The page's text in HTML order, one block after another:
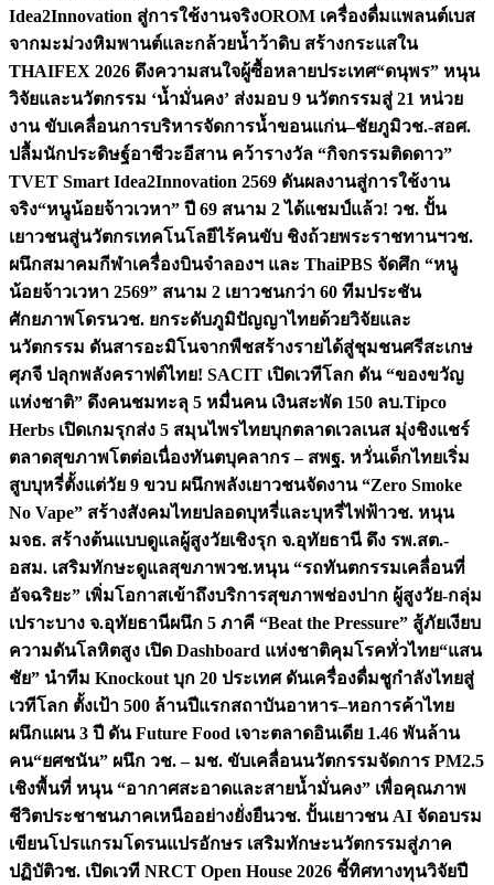
Idea2Innovation สู่การใช้งานจริงOROM เครื่องดื่มแพลนต์เบส
จากมะม่วงหิมพานต์และกล้วยน้ำว้าดิบ สร้างกระแสใน
THAIFEX 2026 ดึงความสนใจผู้ซื้อหลายประเทศ“ดนุพร” หนุน
วิจัยและนวัตกรรม ‘น้ำมั่นคง’ ส่งมอบ 9 นวัตกรรมสู่ 21 หน่วย
งาน ขับเคลื่อนการบริหารจัดการน้ำขอนแก่น–ชัยภูมิวช.-สอศ.
ปลื้มนักประดิษฐ์อาชีวะอีสาน คว้ารางวัล “กิจกรรมติดดาว”
TVET Smart Idea2Innovation 2569 ดันผลงานสู่การใช้งาน
จริง“หนูน้อยจ้าวเวหา” ปี 69 สนาม 2 ได้แชมป์แล้ว! วช. ปั้น
เยาวชนสู่นวัตกรเทคโนโลยีไร้คนขับ ชิงถ้วยพระราชทานฯวช.
ผนึกสมาคมกีฬาเครื่องบินจำลองฯ และ ThaiPBS จัดศึก “หนู
น้อยจ้าวเวหา 2569” สนาม 2 เยาวชนกว่า 60 ทีมประชัน
ศักยภาพโดรนวช. ยกระดับภูมิปัญญาไทยด้วยวิจัยและ
นวัตกรรม ดันสารอะมิโนจากพืชสร้างรายได้สู่ชุมชนศรีสะเกษ
ศุภจี ปลุกพลังคราฟต์ไทย! SACIT เปิดเวทีโลก ดัน “ของขวัญ
แห่งชาติ” ดึงคนชมทะลุ 5 หมื่นคน เงินสะพัด 150 ลบ.Tipco
Herbs เปิดเกมรุกส่ง 5 สมุนไพรไทยบุกตลาดเวลเนส มุ่งชิงแชร์
ตลาดสุขภาพโตต่อเนื่องทันตบุคลากร – สพฐ. หวั่นเด็กไทยเริ่ม
สูบบุหรี่ตั้งแต่วัย 9 ขวบ ผนึกพลังเยาวชนจัดงาน “Zero Smoke
No Vape” สร้างสังคมไทยปลอดบุหรี่และบุหรี่ไฟฟ้าวช. หนุน
มจธ. สร้างต้นแบบดูแลผู้สูงวัยเชิงรุก จ.อุทัยธานี ดึง รพ.สต.-
อสม. เสริมทักษะดูแลสุขภาพวช.หนุน “รถทันตกรรมเคลื่อนที่
อัจฉริยะ” เพิ่มโอกาสเข้าถึงบริการสุขภาพช่องปาก ผู้สูงวัย-กลุ่ม
เปราะบาง จ.อุทัยธานีผนึก 5 ภาคี “Beat the Pressure” สู้ภัยเงียบ
ความดันโลหิตสูง เปิด Dashboard แห่งชาติคุมโรคทั่วไทย“แสน
ชัย” นำทีม Knockout บุก 20 ประเทศ ดันเครื่องดื่มชูกำลังไทยสู่
เวทีโลก ตั้งเป้า 500 ล้านปีแรกสถาบันอาหาร–หอการค้าไทย
ผนึกแผน 3 ปี ดัน Future Food เจาะตลาดอินเดีย 1.46 พันล้าน
คน“ยศชนัน” ผนึก วช. – มช. ขับเคลื่อนนวัตกรรมจัดการ PM2.5
เชิงพื้นที่ หนุน “อากาศสะอาดและสายน้ำมั่นคง” เพื่อคุณภาพ
ชีวิตประชาชนภาคเหนืออย่างยั่งยืนวช. ปั้นเยาวชน AI จัดอบรม
เขียนโปรแกรมโดรนแปรอักษร เสริมทักษะนวัตกรรมสู่ภาค
ปฏิบัติวช. เปิดเวที NRCT Open House 2026 ชี้ทิศทางทุนวิจัยปี